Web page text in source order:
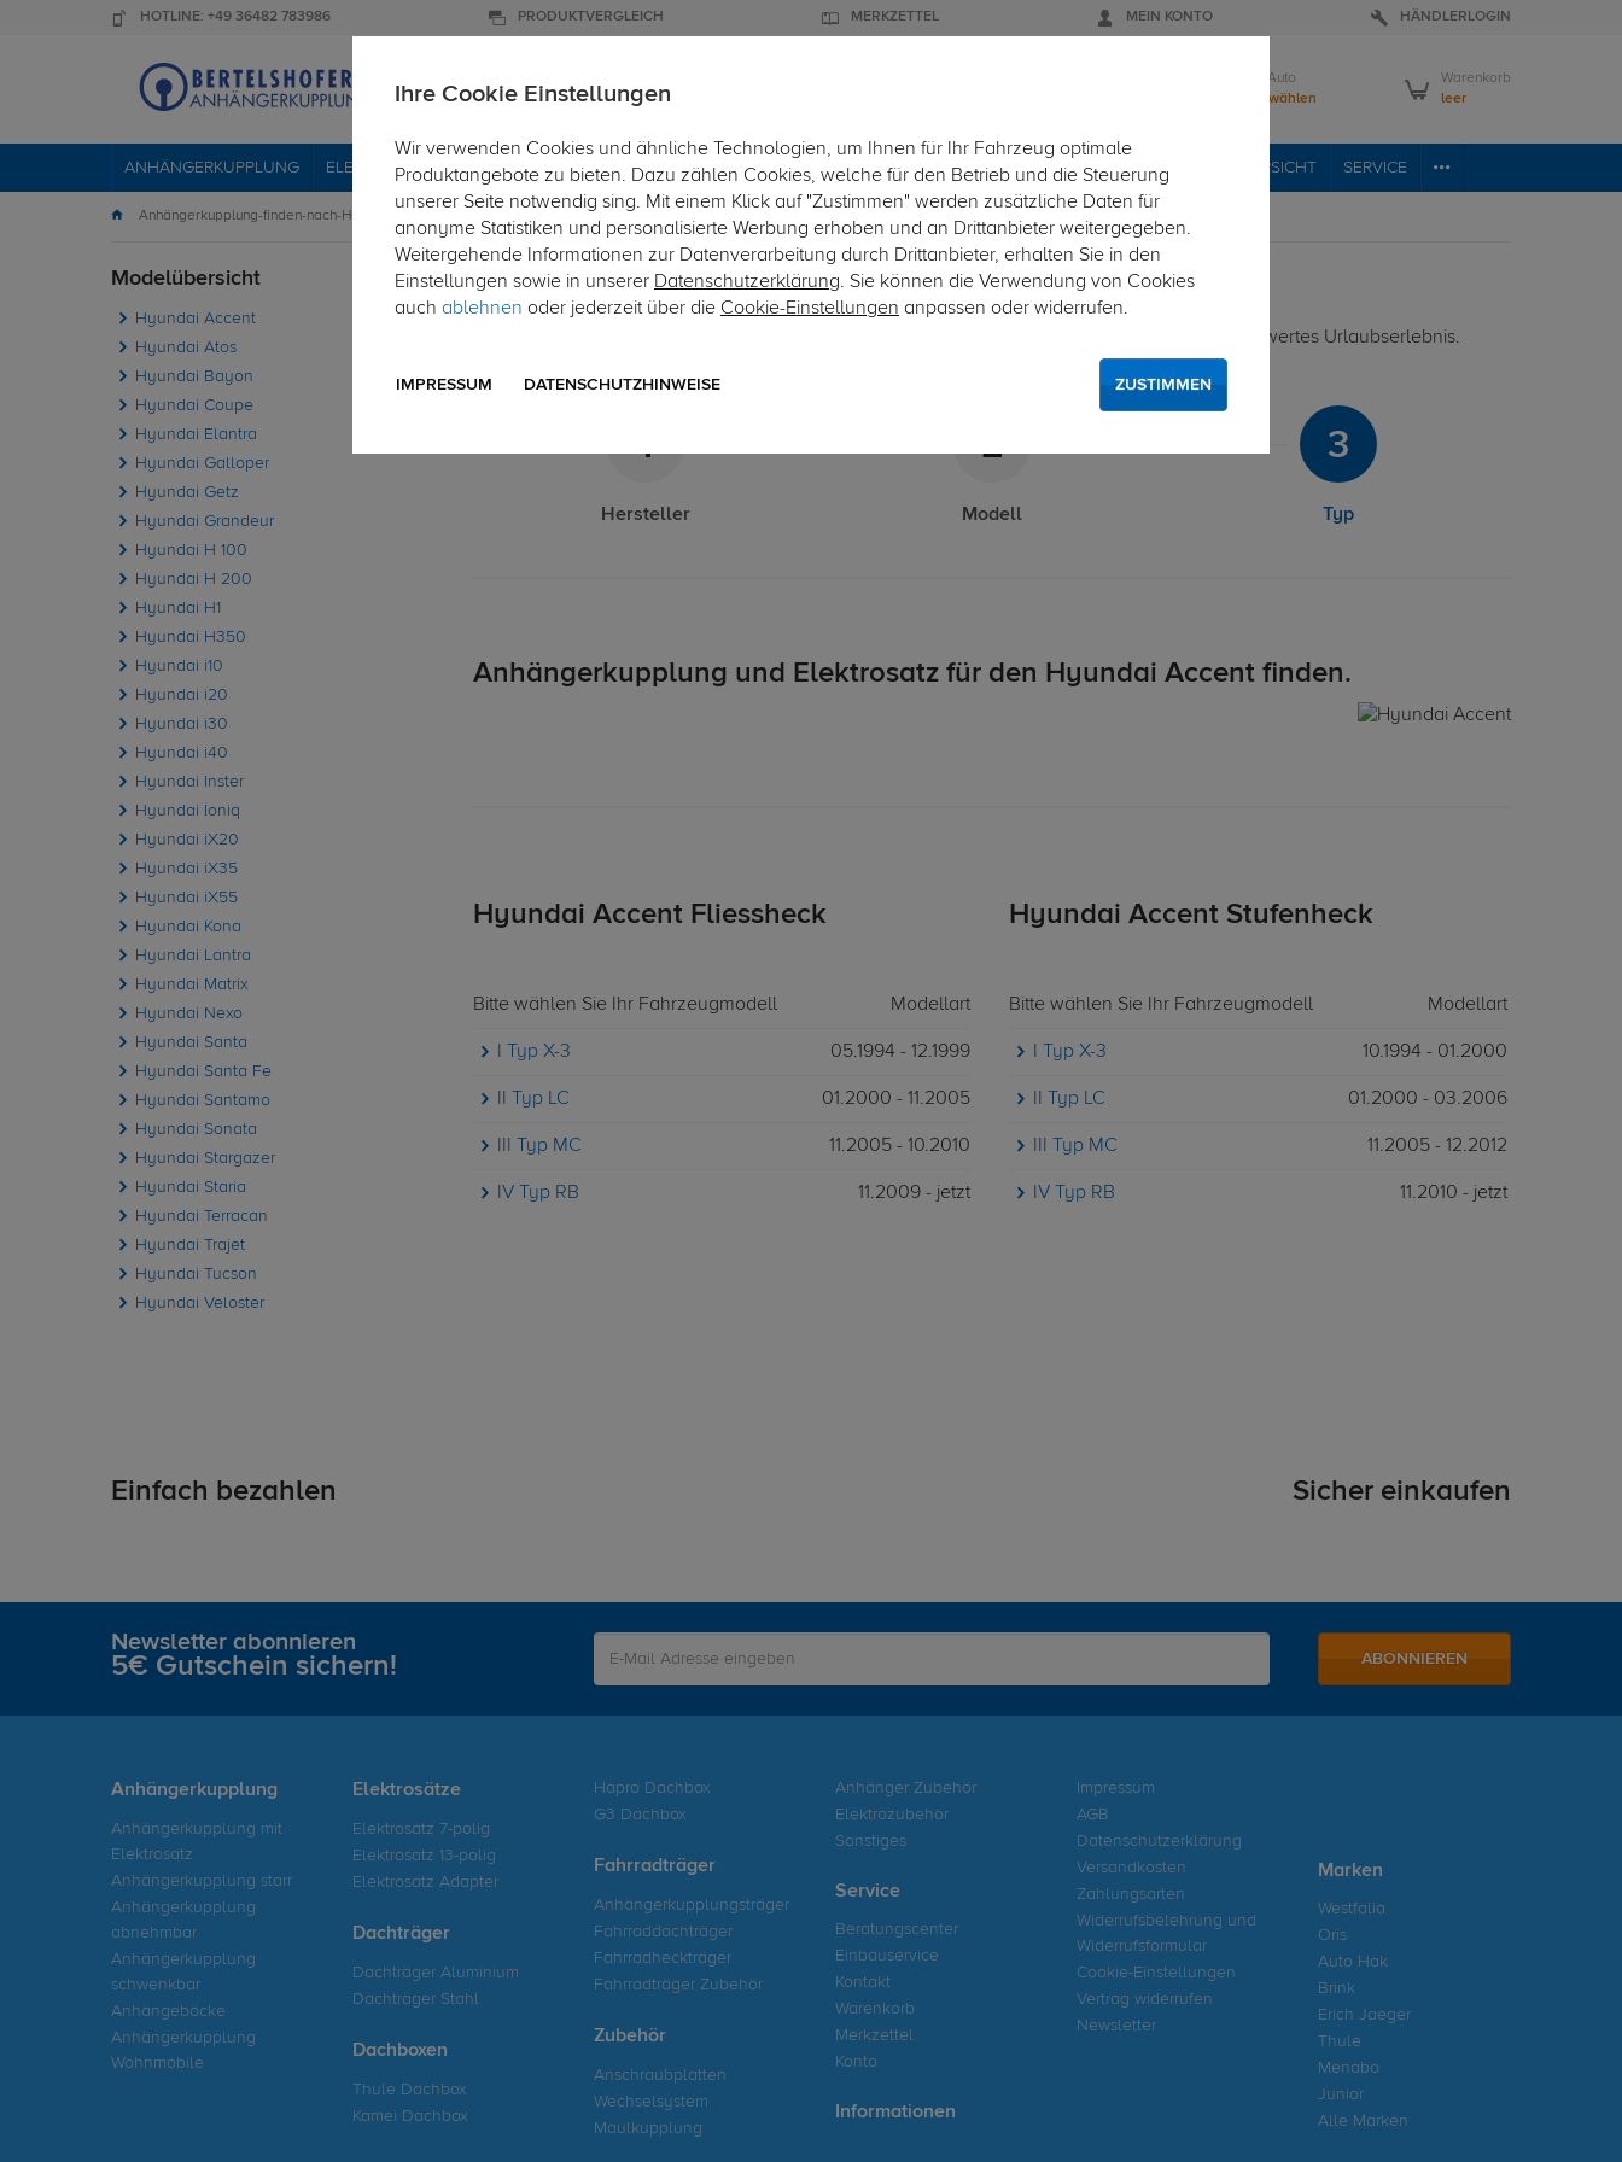
HOTLINE: +49 36482 783986 PRODUKTVERGLEICH MERKZETTEL MEIN KONTO HÄNDLERLOGIN
Mein Auto
Bitte wählen
Warenkorb
leer
ANHÄNGERKUPPLUNG ELEKTROSÄTZE DACHTRÄGER DACHBOXEN FAHRRADTRÄGER ZUBEHÖR EINBAUSERVICE FAHRZEUGÜBERSICHT SERVICE
Anhängerkupplung-finden-nach-Hersteller
Modelübersicht
Hyundai Accent
Hyundai Atos
Hyundai Bayon
Hyundai Coupe
Hyundai Elantra
Hyundai Galloper
Hyundai Getz
Hyundai Grandeur
Hyundai H 100
Hyundai H 200
Hyundai H1
Hyundai H350
Hyundai i10
Hyundai i20
Hyundai i30
Hyundai i40
Hyundai Inster
Hyundai Ioniq
Hyundai iX20
Hyundai iX35
Hyundai iX55
Hyundai Kona
Hyundai Lantra
Hyundai Matrix
Hyundai Nexo
Hyundai Santa
Hyundai Santa Fe
Hyundai Santamo
Hyundai Sonata
Hyundai Stargazer
Hyundai Staria
Hyundai Terracan
Hyundai Trajet
Hyundai Tucson
Hyundai Veloster
PKW-Kupplungskonfigurator
Die folgende Auflistung schützt Sie und andere in Ihrer Umgebung und ermöglicht ein unbeschwertes Urlaubserlebnis.
1
Hersteller
2
Modell
3
Typ
Anhängerkupplung und Elektrosatz für den Hyundai Accent finden.
Hyundai Accent Fliessheck
Bitte wählen Sie Ihr Fahrzeugmodell Modellart
I Typ X-3 05.1994 - 12.1999
II Typ LC 01.2000 - 11.2005
III Typ MC 11.2005 - 10.2010
IV Typ RB 11.2009 - jetzt
Hyundai Accent Stufenheck
Bitte wählen Sie Ihr Fahrzeugmodell Modellart
I Typ X-3 10.1994 - 01.2000
II Typ LC 01.2000 - 03.2006
III Typ MC 11.2005 - 12.2012
IV Typ RB 11.2010 - jetzt
Einfach bezahlen Sicher einkaufen
Newsletter abonnieren
5€ Gutschein sichern! ABONNIEREN
Anhängerkupplung
Anhängerkupplung mit
Elektrosatz
Anhängerkupplung starr
Anhängerkupplung
abnehmbar
Anhängerkupplung
schwenkbar
Anhängeböcke
Anhängerkupplung
Wohnmobile
Elektrosätze
Elektrosatz 7-polig
Elektrosatz 13-polig
Elektrosatz Adapter
Dachträger
Dachträger Aluminium
Dachträger Stahl
Dachboxen
Thule Dachbox
Kamei Dachbox
Hapro Dachbox
G3 Dachbox
Fahrradträger
Anhängerkupplungsträger
Fahrraddachträger
Fahrradheckträger
Fahrradträger Zubehör
Zubehör
Anschraubplatten
Wechselsystem
Maulkupplung
Anhänger Zubehör
Elektrozubehör
Sonstiges
Service
Beratungscenter
Einbauservice
Kontakt
Warenkorb
Merkzettel
Konto
Informationen
Impressum
AGB
Datenschutzerklärung
Versandkosten
Zahlungsarten
Widerrufsbelehrung und
Widerrufsformular
Cookie-Einstellungen
Vertrag widerrufen
Newsletter
Marken
Westfalia
Oris
Auto Hak
Brink
Erich Jaeger
Thule
Menabo
Junior
Alle Marken
Ihre Cookie Einstellungen
Wir verwenden Cookies und ähnliche Technologien, um Ihnen für Ihr Fahrzeug optimale
Produktangebote zu bieten. Dazu zählen Cookies, welche für den Betrieb und die Steuerung
unserer Seite notwendig sing. Mit einem Klick auf "Zustimmen" werden zusätzliche Daten für
anonyme Statistiken und personalisierte Werbung erhoben und an Drittanbieter weitergegeben.
Weitergehende Informationen zur Datenverarbeitung durch Drittanbieter, erhalten Sie in den
Einstellungen sowie in unserer Datenschutzerklärung. Sie können die Verwendung von Cookies
auch ablehnen oder jederzeit über die Cookie-Einstellungen anpassen oder widerrufen.
IMPRESSUM DATENSCHUTZHINWEISE ZUSTIMMEN